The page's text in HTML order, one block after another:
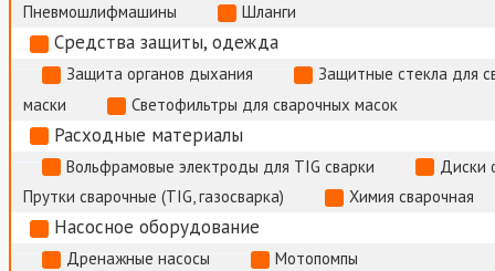
Пневмошлифмашины
Шланги
Средства защиты, одежда
Защита органов дыхания
Защитные стекла для
маски
Светофильтры для сварочных масок
Расходные материалы
Вольфрамовые электроды для TIG сварки
Диски
Прутки сварочные (TIG, газосварка)
Химия сварочная
Насосное оборудование
Дренажные насосы Мотопомпы